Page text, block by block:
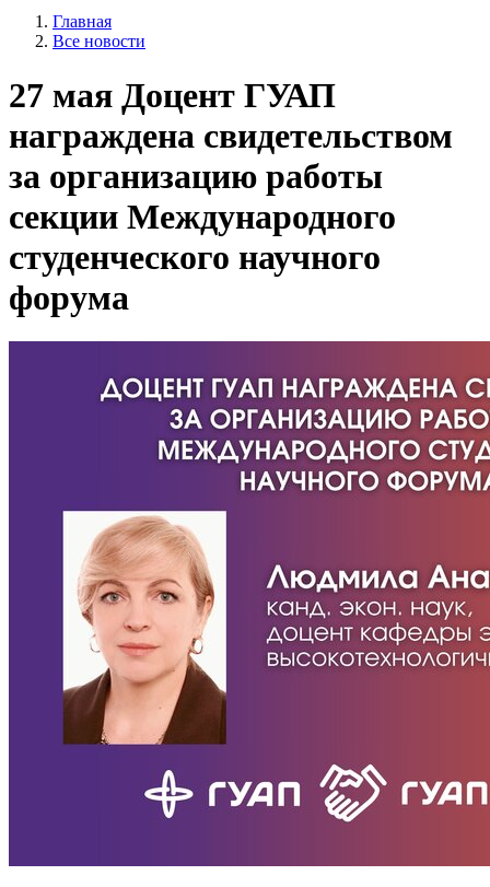
Главная
Все новости
27 мая Доцент ГУАП
награждена свидетельством
за организацию работы
секции Международного
студенческого научного
форума